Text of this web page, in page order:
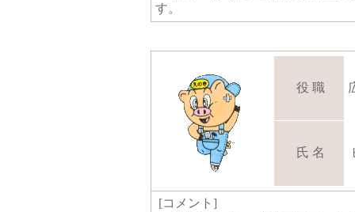
す。
役 職
氏 名
[コメント]